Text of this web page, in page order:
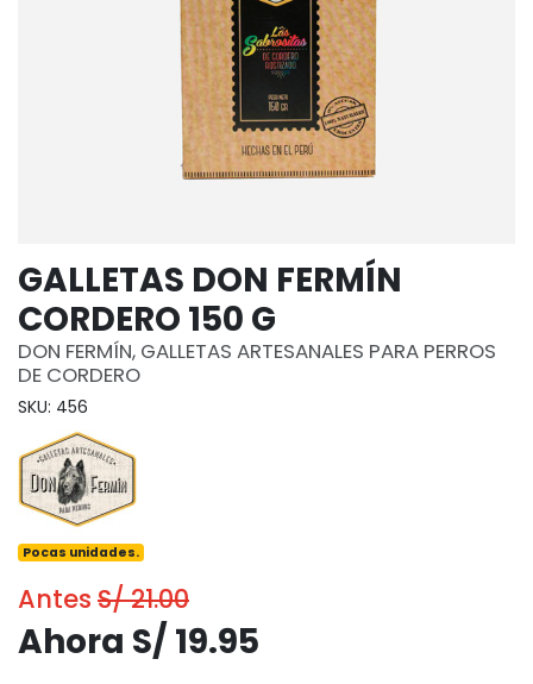
GALLETAS DON FERMÍN
CORDERO 150 G
DON FERMÍN, GALLETAS ARTESANALES PARA PERROS
DE CORDERO
SKU: 456
Pocas unidades.
Antes S/ 21.00
Ahora S/ 19.95